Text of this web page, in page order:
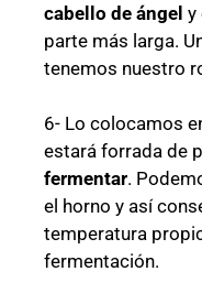
cabello de ángel y
parte más larga.
tenemos nuestro
6- Lo colocamos
estará forrada de
fermentar.
el horno y así
temperatura
fermentación.